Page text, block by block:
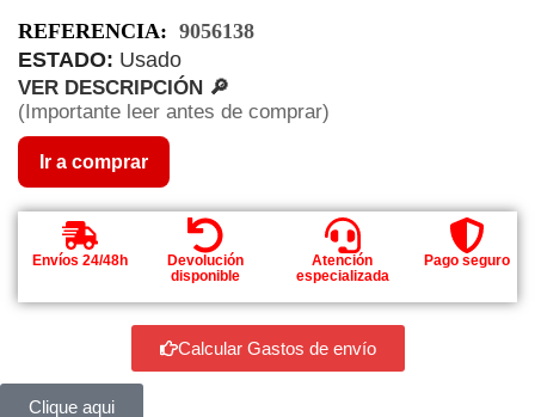
REFERENCIA: 9056138
ESTADO: Usado
VER DESCRIPCIÓN 🔎
(Importante leer antes de comprar)
Ir a comprar
Envíos 24/48h
Devolución
disponible
Atención
especializada
Pago seguro
Calcular Gastos de envío
Clique aqui